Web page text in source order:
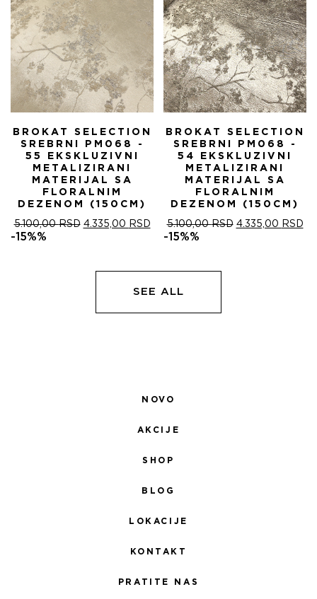
BROKAT SELECTION
SREBRNI PM068 -
55 EKSKLUZIVNI
METALIZIRANI
MATERIJAL SA
FLORALNIM
DEZENOM (150CM)
5.100,00RSD ОРИГИНАЛНА
5.100,00 RSD.
4.335,00 RSDТРЕНУТНА
ЦЕНА
-15%%
BROKAT SELECTION
SREBRNI PM068 -
54 EKSKLUZIVNI
METALIZIRANI
MATERIJAL SA
FLORALNIM
DEZENOM (150CM)
5.100,00RSD ОРИГИНАЛНА
4.335,00 RSD
-15%%
SEE ALL
NOVO
AKCIJE
SHOP
BLOG
LOKACIJE
KONTAKT
PRATITE NAS